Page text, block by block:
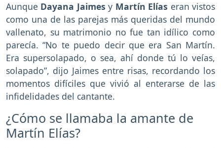
Aunque Dayana Jaimes y Martín Elías eran vistos
como una de las parejas más queridas del mundo
vallenato, su matrimonio no fue tan idílico como
parecía. “No te puedo decir que era San Martín.
Era supersolapado, o sea, ahí donde tú lo veías,
solapado”, dijo Jaimes entre risas, recordando los
momentos difíciles que vivió al enterarse de las
infidelidades del cantante.
¿Cómo se llamaba la amante de
Martín Elías?